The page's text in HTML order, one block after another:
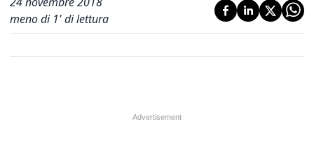
meno di 1' di lettura